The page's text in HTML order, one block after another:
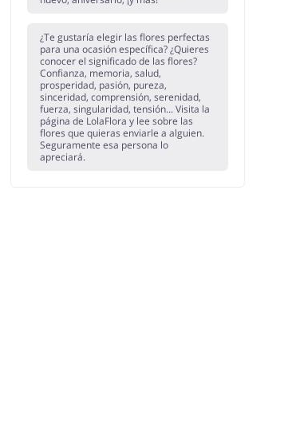
¿Te gustaría elegir las flores perfectas
para una ocasión específica? ¿Quieres
conocer el significado de las flores?
Confianza, memoria, salud,
prosperidad, pasión, pureza,
sinceridad, comprensión, serenidad,
fuerza, singularidad, tensión... Visita la
página de LolaFlora y lee sobre las
flores que quieras enviarle a alguien.
Seguramente esa persona lo
apreciará.